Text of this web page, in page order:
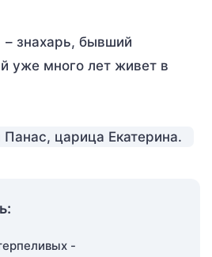
– знахарь, бывший
уже много лет живет в
Панас, царица Екатерина.
-